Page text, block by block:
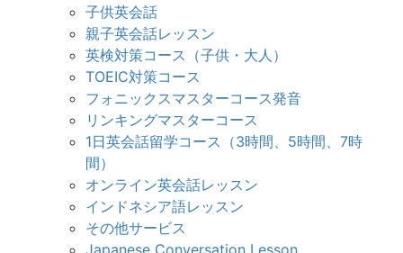
子供英会話
親子英会話レッスン
英検対策コース（子供・大人）
TOEIC対策コース
フォニックスマスターコース発音
リンキングマスターコース
1日英会話留学コース（3時間、5時間、7時
間）
オンライン英会話レッスン
インドネシア語レッスン
その他サービス
Japanese Conversation Lesson